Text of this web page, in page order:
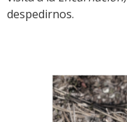
despedirnos.